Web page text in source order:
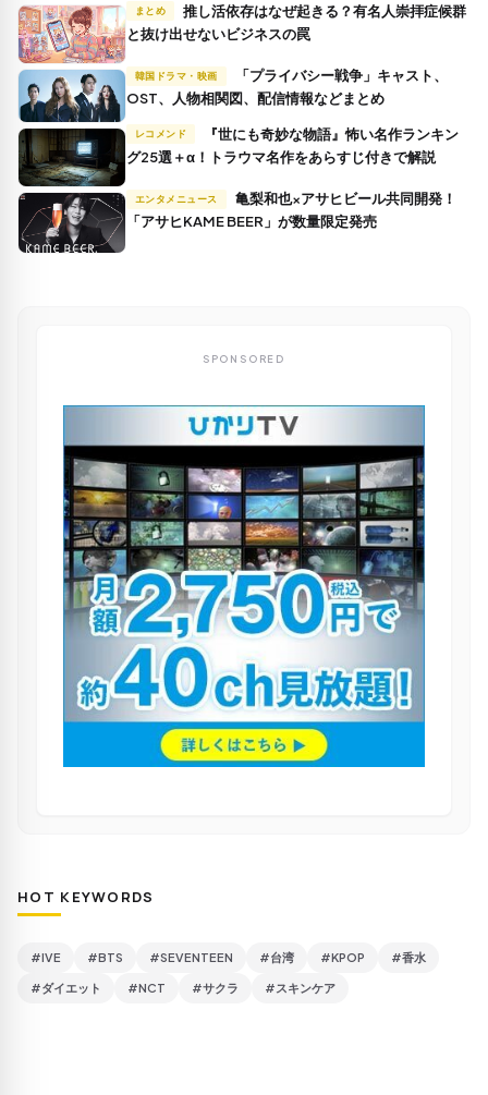
まとめ
推し活依存はなぜ起きる？有名人崇拝症候群
と抜け出せないビジネスの罠
韓国ドラマ・映画
OST、人物相関図、配信情報などまとめ
レコメンド
グ25選＋α！トラウマ名作をあらすじ付きで解説
エンタメニュース
「アサヒKAME BEER」が数量限定発売
SPONSORED
HOT KEYWORDS
#IVE #BTS #SEVENTEEN #台湾 #KPOP #香水
#ダイエット #NCT #サクラ #スキンケア